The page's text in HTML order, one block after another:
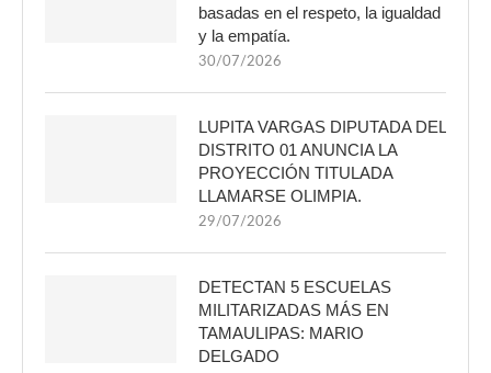
basadas en el respeto, la igualdad
y la empatía.
30/07/2026
LUPITA VARGAS DIPUTADA DEL
DISTRITO 01 ANUNCIA LA
PROYECCIÓN TITULADA
LLAMARSE OLIMPIA.
29/07/2026
DETECTAN 5 ESCUELAS
MILITARIZADAS MÁS EN
TAMAULIPAS: MARIO
DELGADO